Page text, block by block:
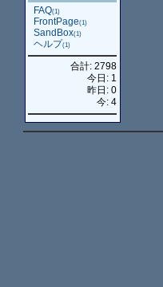
FAQ(1)
FrontPage(1)
SandBox(1)
ヘルプ(1)
合計: 2798
今日: 1
昨日: 0
今: 4